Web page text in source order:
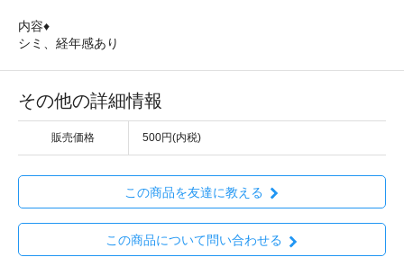
内容♦
シミ、経年感あり
その他の詳細情報
販売価格 500円(内税)
この商品を友達に教える
この商品について問い合わせる